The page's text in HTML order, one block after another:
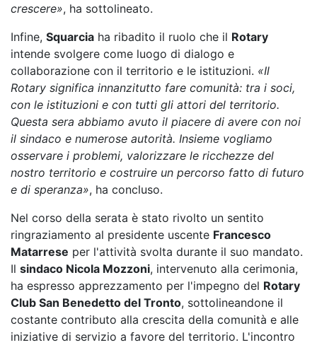
crescere», ha sottolineato.
Infine, Squarcia ha ribadito il ruolo che il Rotary
intende svolgere come luogo di dialogo e
collaborazione con il territorio e le istituzioni. «Il
Rotary significa innanzitutto fare comunità: tra i soci,
con le istituzioni e con tutti gli attori del territorio.
Questa sera abbiamo avuto il piacere di avere con noi
il sindaco e numerose autorità. Insieme vogliamo
osservare i problemi, valorizzare le ricchezze del
nostro territorio e costruire un percorso fatto di futuro
e di speranza», ha concluso.
Nel corso della serata è stato rivolto un sentito
ringraziamento al presidente uscente Francesco
Matarrese per l'attività svolta durante il suo mandato.
Il sindaco Nicola Mozzoni, intervenuto alla cerimonia,
ha espresso apprezzamento per l'impegno del Rotary
Club San Benedetto del Tronto, sottolineandone il
costante contributo alla crescita della comunità e alle
iniziative di servizio a favore del territorio. L'incontro